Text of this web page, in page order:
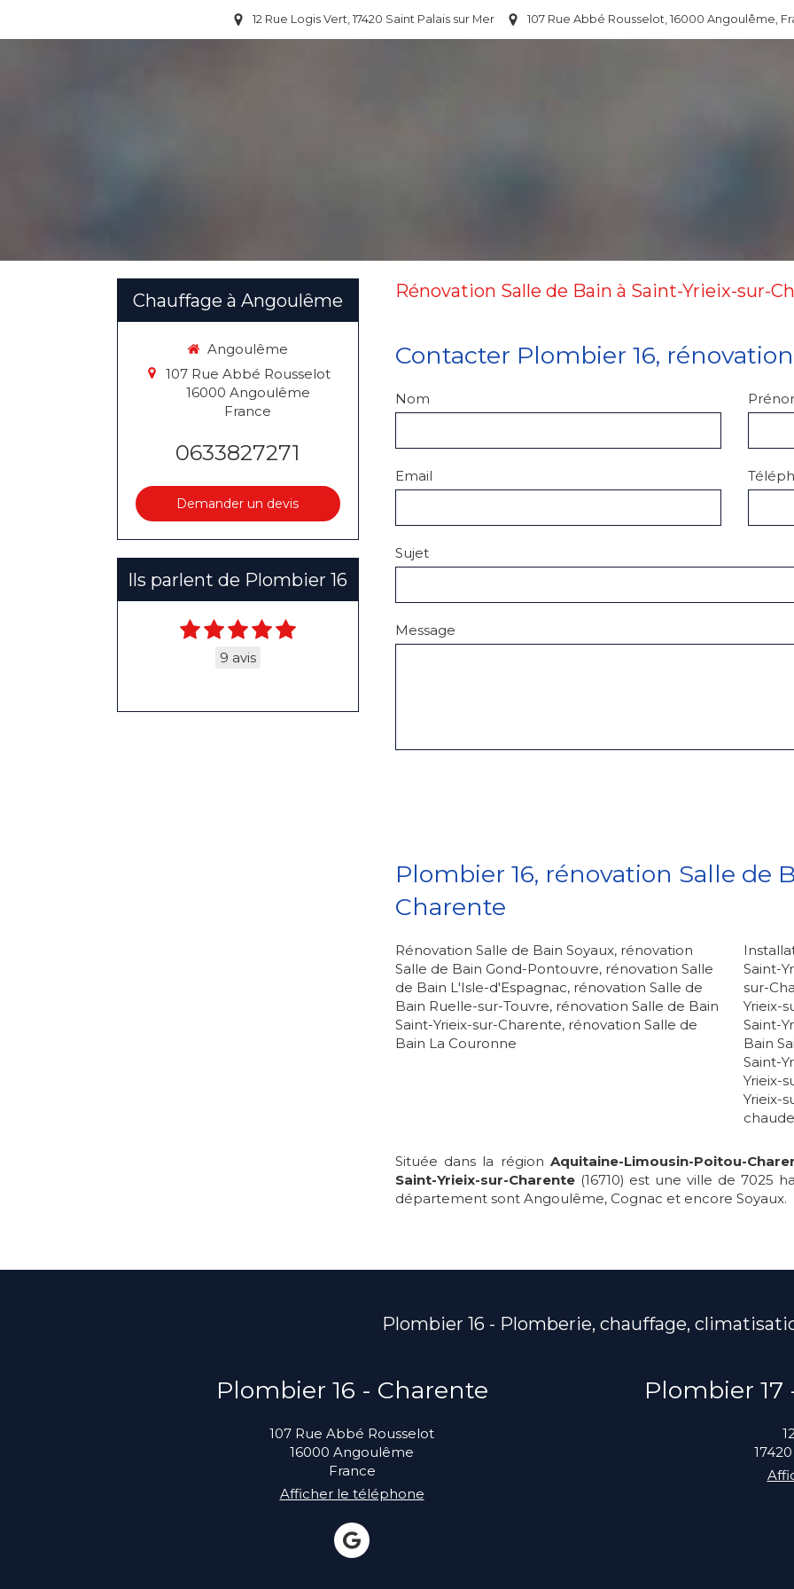
12 Rue Logis Vert, 17420 Saint Palais sur Mer 107 Rue Abbé Rousselot, 16000 Angoulême,
Rénovation Salle de Bain à Saint-Yrieix-sur-
Contacter Plombier 16,
Nom
Email
Sujet
Message
Plombier 16, rénovation Salle de
Charente
Rénovation Salle de Bain Soyaux, rénovation
Salle de Bain Gond-Pontouvre, rénovation Salle
de Bain L'Isle-d'Espagnac, rénovation Salle de
Bain Ruelle-sur-Touvre, rénovation Salle de Bain
Saint-Yrieix-sur-Charente, rénovation Salle de
Bain La Couronne
Saint-
sur-
Yrieix-
Saint-
Bain
Saint-
Yrieix-
Yrieix-
Située dans la région Aquitaine-Limousin-Poitou-
Saint-Yrieix-sur-Charente(16710) est une ville de 7025
département sont Angoulême, Cognac et encore Soyaux.
Chauffage à Angoulême
Angoulême
107 Rue Abbé Rousselot
16000 Angoulême
France
0633827271
Demander un devis
Ils parlent de Plombier 16
9 avis
Plombier 16 - Plomberie, chauffage,
Plombier 16 - Charente
107 Rue Abbé Rousselot
16000 Angoulême
France
Afficher le téléphone
Plombier
17420